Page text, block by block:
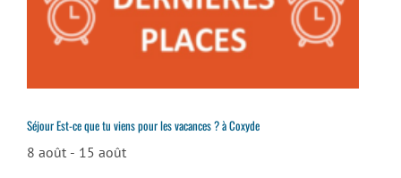
Séjour Est-ce que tu viens pour les vacances ? à Coxyde
8 août - 15 août